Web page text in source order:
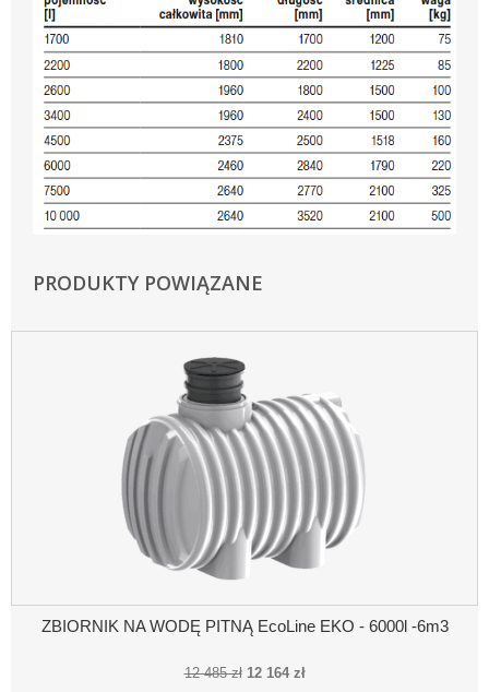
PRODUKTY POWIĄZANE
ZBIORNIK NA WODĘ PITNĄ EcoLine EKO - 6000l -6m3
12 485 zł 12 164 zł